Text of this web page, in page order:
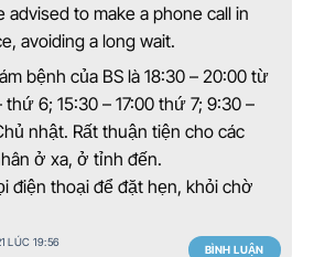
advised to make a phone call in
avoiding a long wait.
bệnh của BS là 18:30 – 20:00 từ
6; 15:30 – 17:00 thứ 7; 9:30 –
nhật. Rất thuận tiện cho các
ở xa, ở tỉnh đến.
điện thoại để đặt hẹn, khỏi chờ
LÚC 19:56
BÌNH LUẬN